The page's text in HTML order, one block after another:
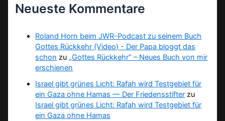
Neueste Kommentare
Roland Horn beim JWR-Podcast zu seinem Buch
Gottes Rückkehr (Video) - Der Papa bloggt das
schon zu „Gottes Rückkehr“ – Neues Buch von mir
erschienen
Israel gibt grünes Licht: Rafah wird Testgebiet für
ein Gaza ohne Hamas — Der Friedensstifter zu
Israel gibt grünes Licht: Rafah wird Testgebiet für
ein Gaza ohne Hamas